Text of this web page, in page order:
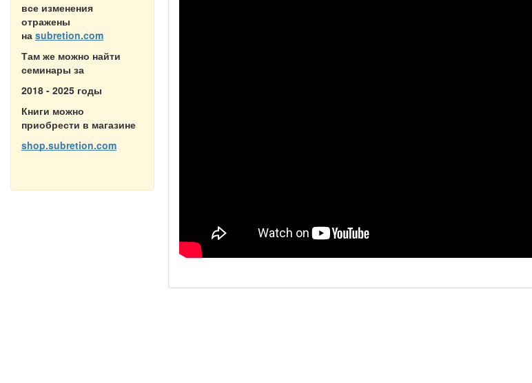
все изменения
отражены
на subretion.com
Там же можно найти
семинары за
2018 - 2025 годы
Книги можно
приобрести в магазине
shop.subretion.com